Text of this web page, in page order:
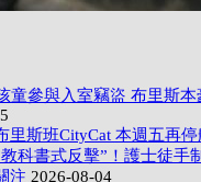
童參與入室竊盜 布里斯
里斯班CityCat 本週五再停
科書式反擊”！護士徒手
注 2026-08-04